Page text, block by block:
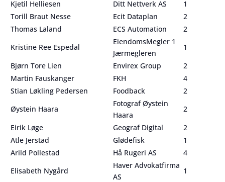
Kjetil Helliesen
Ditt Nettverk AS
1
Torill Braut Nesse
Ecit Dataplan
2
Thomas Laland
ECS Automation
2
Kristine Ree Espedal
EiendomsMegler 1
Jærmegleren
1
Bjørn Tore Lien
Envirex Group
2
Martin Fauskanger
FKH
4
Stian Løkling Pedersen
Foodback
2
Øystein Haara
Fotograf Øystein
Haara
2
Eirik Løge
Geograf Digital
2
Atle Jerstad
Glødefisk
1
Arild Pollestad
Hå Rugeri AS
4
Elisabeth Nygård
Haver Advokatfirma
AS
1